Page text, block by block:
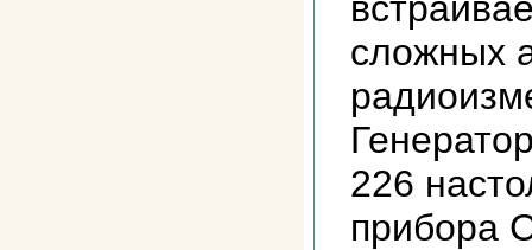
сложных
226
прибора